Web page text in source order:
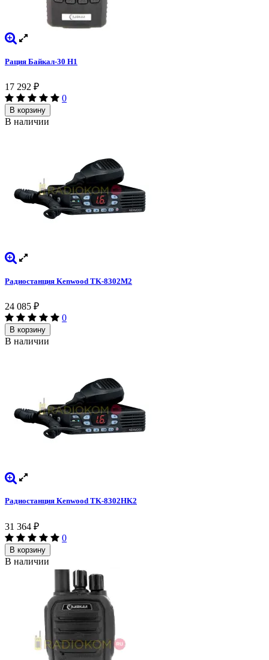
Рация Байкал-30 H1
17 292 ₽
0
В корзину
В наличии
Радиостанция Kenwood TK-8302M2
24 085 ₽
0
В корзину
В наличии
Радиостанция Kenwood TK-8302HK2
31 364 ₽
0
В корзину
В наличии